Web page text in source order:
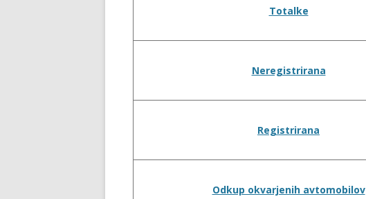
Totalke
Neregistrirana
Registrirana
Odkup okvarjenih avtomobilov